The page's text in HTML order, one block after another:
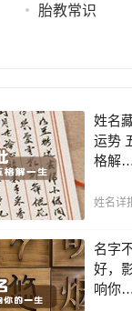
胎教常识
姓名
运势
格解一
名判
吉凶
你的
字真的
适合你
姓名详
名字
好，
响你的